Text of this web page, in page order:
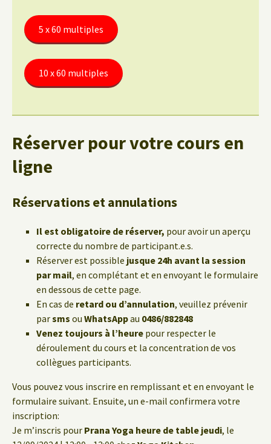
5 x 60 multiples
10 x 60 multiples
Réserver pour votre cours en
ligne
Réservations et annulations
Il est obligatoire de réserver, pour avoir un aperçu
correcte du nombre de participant.e.s.
Réserver est possible jusque 24h avant la session
par mail, en complétant et en envoyant le formulaire
en dessous de cette page.
En cas de retard ou d’annulation, veuillez prévenir
parsms ou WhatsAppau 0486/882848
Venez toujours à l’heure pour respecter le
déroulement du cours et la concentration de vos
collègues participants.
Vous pouvez vous inscrire en remplissant et en envoyant le
formulaire suivant. Ensuite, un e-mail confirmera votre
inscription:
Je m’inscris pour Prana Yoga heure de table jeudi, le